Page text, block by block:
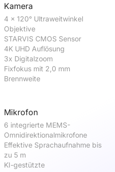
Kamera
4 × 120° Ultraweitwinkel
Objektive
STARVIS CMOS Sensor
4K UHD Auflösung
3x Digitalzoom
Fixfokus mit 2,0 mm
Brennweite
Mikrofon
6 integrierte MEMS-
Omnidirektionalmikrofone
Effektive Sprachaufnahme bis
zu 5 m
KI-gestützte